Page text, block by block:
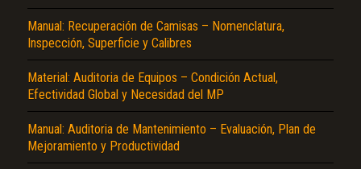
Manual: Recuperación de Camisas – Nomenclatura,
Inspección, Superficie y Calibres
Material: Auditoria de Equipos – Condición Actual,
Efectividad Global y Necesidad del MP
Manual: Auditoria de Mantenimiento – Evaluación, Plan de
Mejoramiento y Productividad